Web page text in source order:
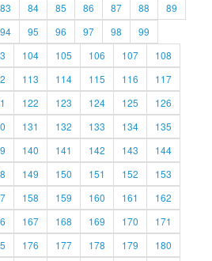
83 84 85 86 87 88
89
94 95 96 97 98
99
104 105 106 107
108
113 114 115 116
117
122 123 124 125
126
131 132 133 134
135
140 141 142 143
144
149 150 151 152
153
158 159 160 161
162
167 168 169 170
171
176 177 178 179
180